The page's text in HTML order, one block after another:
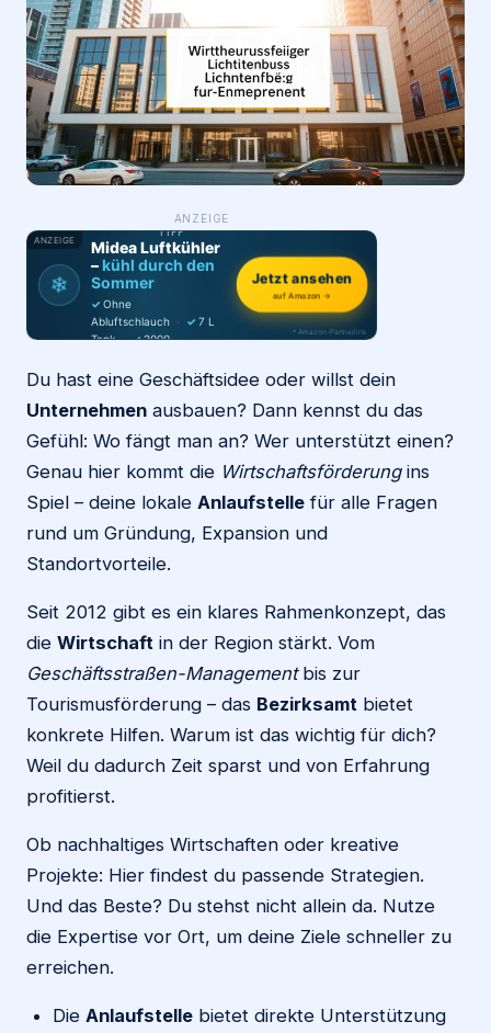
Login
Firma eintragen
ANZEIGE
ANZEIGE
❄
PRODUKT-
TIPP
Midea Luftkühler
–kühl durch den
Sommer
✓ Ohne
Abluftschlauch · ✓ 7 L
Tank · ✓2000
Jetzt ansehen
auf Amazon →
* Amazon-Partnerlink
Du hast eine Geschäftsidee oder willst dein
Unternehmen ausbauen? Dann kennst du das
Gefühl: Wo fängt man an? Wer unterstützt einen?
Genau hier kommt die Wirtschaftsförderungins
Spiel – deine lokale Anlaufstelle für alle Fragen
rund um Gründung, Expansion und
Standortvorteile.
Seit 2012 gibt es ein klares Rahmenkonzept, das
die Wirtschaft in der Region stärkt. Vom
Geschäftsstraßen-Managementbis zur
Tourismusförderung – das Bezirksamt bietet
konkrete Hilfen. Warum ist das wichtig für dich?
Weil du dadurch Zeit sparst und von Erfahrung
profitierst.
Ob nachhaltiges Wirtschaften oder kreative
Projekte: Hier findest du passende Strategien.
Und das Beste? Du stehst nicht allein da. Nutze
die Expertise vor Ort, um deine Ziele schneller zu
erreichen.
Die Anlaufstelle bietet direkte Unterstützung